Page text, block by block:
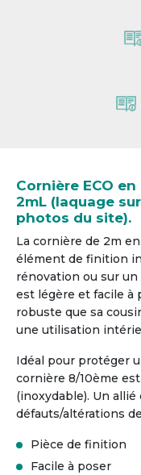
Cornière ECO
2mL (laquage
photos du site).
La cornière de 2m
élément de finition
rénovation ou sur un
est légère et facile à
robuste que sa
une utilisation
Idéal pour protéger
cornière 8/10ème
(inoxydable). Un
défauts/altérations
Pièce de finition
Facile à poser